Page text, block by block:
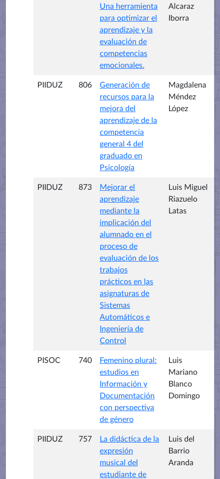
Una herramienta
para optimizar el
aprendizaje y la
evaluación de
competencias
emocionales.
Alcaraz
Iborra
PIIDUZ 806
Generación de
recursos para la
mejora del
aprendizaje de la
competencia
general 4 del
graduado en
Psicología
Magdalena
Méndez
López
PIIDUZ 873
Mejorar el
aprendizaje
mediante la
implicación del
alumnado en el
proceso de
evaluación de los
trabajos
prácticos en las
asignaturas de
Sistemas
Automáticos e
Ingeniería de
Control
Luis Miguel
Riazuelo
Latas
PISOC 740
Femenino plural:
estudios en
Información y
Documentación
con perspectiva
de género
Luis
Mariano
Blanco
Domingo
PIIDUZ 757
La didáctica de la
expresión
musical del
estudiante de
Luis del
Barrio
Aranda